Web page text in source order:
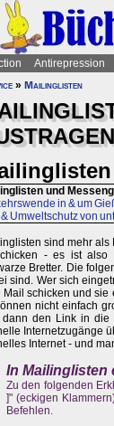
Antirepression
» Mailinglisten
und
in & um
Umweltschutz von
sind mehr als
- es ist also
Bretter. Die
sind. Wer sich
Mail schicken und sie
nicht einfach
den Link in die
Internetzugänge
Internet - und
In Mailinglisten
Zu den folgenden
]" (eckigen
Befehlen.